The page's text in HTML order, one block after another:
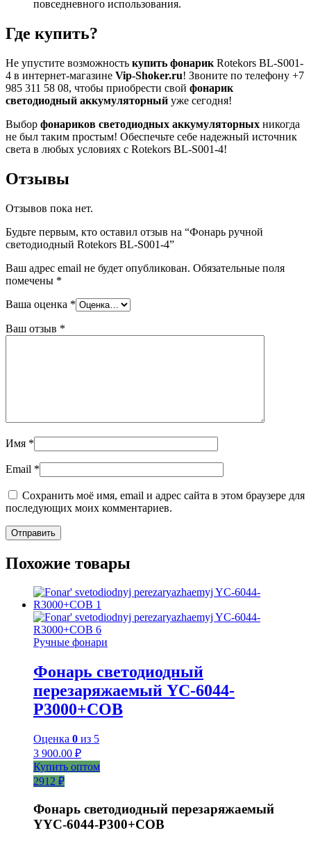
повседневного использования.
Где купить?
Не упустите возможность купить фонарик Rotekors BL-S001-
4 в интернет-магазине Vip-Shoker.ru! Звоните по телефону +7
985 311 58 08, чтобы приобрести свой фонарик
светодиодный аккумуляторный уже сегодня!
Выбор фонариков светодиодных аккумуляторных никогда
не был таким простым! Обеспечьте себе надежный источник
света в любых условиях с Rotekors BL-S001-4!
Отзывы
Отзывов пока нет.
Будьте первым, кто оставил отзыв на “Фонарь ручной
светодиодный Rotekors BL-S001-4”
Ваш адрес email не будет опубликован. Обязательные поля
помечены *
Ваша оценка *
Ваш отзыв *
Имя *
Email *
Сохранить моё имя, email и адрес сайта в этом браузере для
последующих моих комментариев.
Похожие товары
Ручные фонари
Фонарь светодиодный
перезаряжаемый YC-6044-
Р3000+COB
Оценка 0 из 5
3 900.00 ₽
Купить оптом
2912 ₽
Фонарь светодиодный перезаряжаемый
YYC-6044-P300+COB